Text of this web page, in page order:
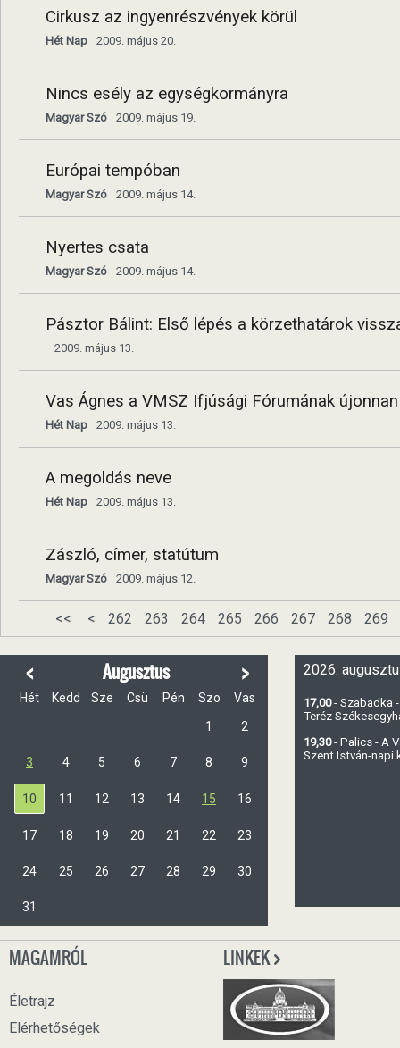
Cirkusz az ingyenrészvények körül
Hét Nap 2009. május 20.
Nincs esély az egységkormányra
Magyar Szó 2009. május 19.
Európai tempóban
Magyar Szó 2009. május 14.
Nyertes csata
Magyar Szó 2009. május 14.
Pásztor Bálint: Első lépés a körzethatárok
2009. május 13.
Vas Ágnes a VMSZ Ifjúsági Fórumának
Hét Nap 2009. május 13.
A megoldás neve
Hét Nap 2009. május 13.
Zászló, címer, statútum
Magyar Szó 2009. május 12.
<< < 262 263 264 265 266 267 268 269
< Augusztus >
Hét Kedd Sze Csü Pén Szo
Vas
1
2
3 4 5 6 7 8 9
10 11 12 13 14 15 16
17 18 19 20 21 22 23
24 25 26 27 28 29 30
31
2026.
17,00- Szabadka
Teréz
19,30- Palics - A
Szent István-napi
MAGAMRÓL
Életrajz
Elérhetőségek
LINKEK